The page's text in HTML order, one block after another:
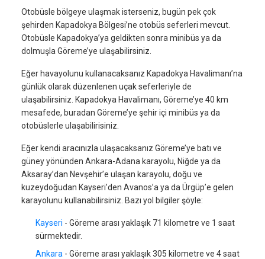
Otobüsle bölgeye ulaşmak isterseniz, bugün pek çok
şehirden Kapadokya Bölgesi’ne otobüs seferleri mevcut.
Otobüsle Kapadokya’ya geldikten sonra minibüs ya da
dolmuşla Göreme’ye ulaşabilirsiniz.
Eğer havayolunu kullanacaksanız Kapadokya Havalimanı’na
günlük olarak düzenlenen uçak seferleriyle de
ulaşabilirsiniz. Kapadokya Havalimanı, Göreme’ye 40 km
mesafede, buradan Göreme’ye şehir içi minibüs ya da
otobüslerle ulaşabilirisiniz.
Eğer kendi aracınızla ulaşacaksanız Göreme’ye batı ve
güney yönünden Ankara-Adana karayolu, Niğde ya da
Aksaray’dan Nevşehir’e ulaşan karayolu, doğu ve
kuzeydoğudan Kayseri’den Avanos’a ya da Ürgüp’e gelen
karayolunu kullanabilirsiniz. Bazı yol bilgiler şöyle:
Kayseri - Göreme arası yaklaşık 71 kilometre ve 1 saat
sürmektedir.
Ankara - Göreme arası yaklaşık 305 kilometre ve 4 saat